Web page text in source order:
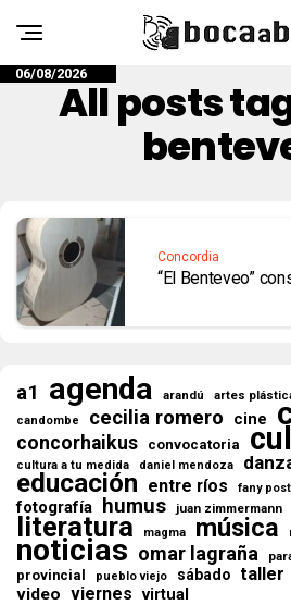
06/08/2026
All posts
Concordia
“El Benteveo”
a1 agenda arandú artes
candombe cecilia romero cine
concorhaikus convocatoria
cultura a tu medida daniel mendoza
educación entre ríos fany
fotografía humus juan zimmermann
literatura magma música
noticias omar lagraña
provincial pueblo viejo sábado taller
video viernes virtual